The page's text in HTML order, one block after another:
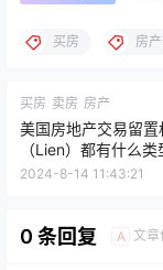
买房 房产
买房 卖房 房产
美国房地产交易留置
（Lien）都有什么类
查找、解除留置权？
2024-8-14 11:43:21
0 条回复 A 文章